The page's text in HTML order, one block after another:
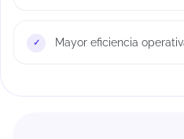
Mayor eficiencia